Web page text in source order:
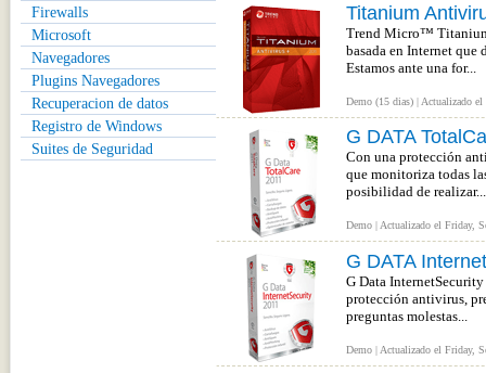
Firewalls
Microsoft
Navegadores
Plugins Navegadores
Recuperacion de datos
Registro de Windows
Suites de Seguridad
Titanium
Trend Micro™
basada en Internet que
Estamos ante una for...
Demo (15 dias) | Actualizado el
G DATA
Con una protección
que monitoriza todas
posibilidad de realizar...
Demo | Actualizado el Friday,
G DATA
G Data
protección antivirus,
preguntas molestas...
Demo | Actualizado el Friday,